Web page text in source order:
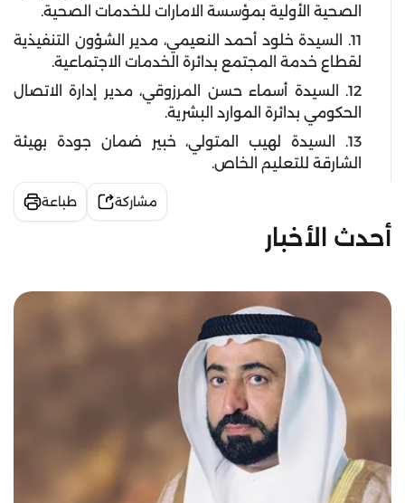
الصحية الأولية بمؤسسة الامارات للخدمات الصحية.
11. السيدة خلود أحمد النعيمي، مدير الشؤون التنفيذية
لقطاع خدمة المجتمع بدائرة الخدمات الاجتماعية.
12. السيدة أسماء حسن المرزوقي، مدير إدارة الاتصال
الحكومي بدائرة الموارد البشرية.
13. السيدة لهيب المتولي، خبير ضمان جودة بهيئة
الشارقة للتعليم الخاص.
مشاركة طباعة
أحدث الأخبار